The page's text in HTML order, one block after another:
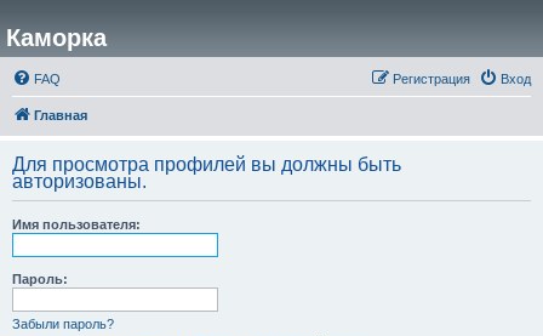
Каморка
FAQ Вход
Регистрация
Главная
Для просмотра профилей вы должны быть
авторизованы.
Имя пользователя:
Пароль:
Забыли пароль?